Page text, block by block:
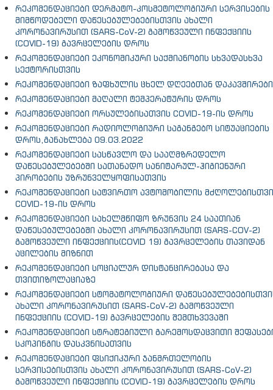
რეკომენდაციები დერმატო-კოსმეტოლოგიური სერვისების
მიმწოდებელი დაწესებულებებისთვის ახალი
კორონავირუსით (SARS-CoV-2) გამოწვეული ინფექციის
(COVID-19) გავრცელების დროს
რეკომენდაციები ეკონომიკური საქმიანობის სხვადასხვა
სექტორისთვის
რეკომენდაციები ზაფხულის ცხელ დღეებთან
რეკომენდაციები მაღალი ტემპერატურის დროს
რეკომენდაციები ორსულებისათვის COVID-19-ის დროს
რეკომენდაციები რადიოლოგიური საგანგებო სიტუაციების
დროს,განახლება 09.03.2022
რეკომენდაციები სასწავლო და სააღმზრედელო
დაწესებულებებში სათანადო სანიტარულ-ჰიგიენური
პირობების უზრუნველყოფისათვის
რეკომენდაციები სატვირთო ავტომობილის
COVID-19-ის დროს
რეკომენდაციები სახელმწიფო ზრუნვის 24 საათიან
დაწესებულებებში ახალი კორონავირუსით (SARS-COV-2)
გამოწვეული ინფექციის(COVID 19) გავრცელების თავიდან
აცილების მიზნით
რეკომენდაციები სოციალურ დისტანცირებასა და
თვითიზოლაციაზე
რეკომენდაციები სტომატოლოგიური
ახალი კორონავირუსით (SARS-CoV-2) გამოწვეული
ინფექციის (COVID-19) გავრცელების შემთხვევაში
რეკომენდაციები სტრატეგიული გარემოსდაცვითი
სკოპინგის დასკვნისათვის
რეკომენდაციები ფსიქიკური ჯანმრთელობის
სერვისებისთვის ახალი კორონავირუსით (SARS-CoV-2)
გამოწვეული ინფექციის (COVID-19) გავრცელების დროს